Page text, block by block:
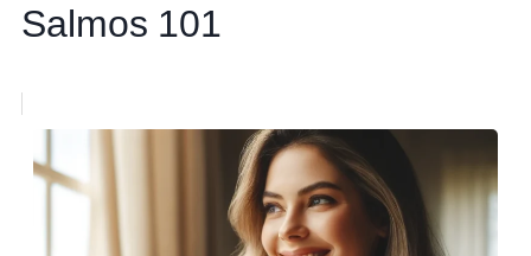
Salmos 101